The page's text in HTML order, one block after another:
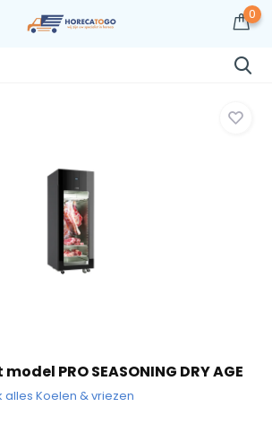
0
PRO SEASONING DRY AGE
alles Koelen & vriezen